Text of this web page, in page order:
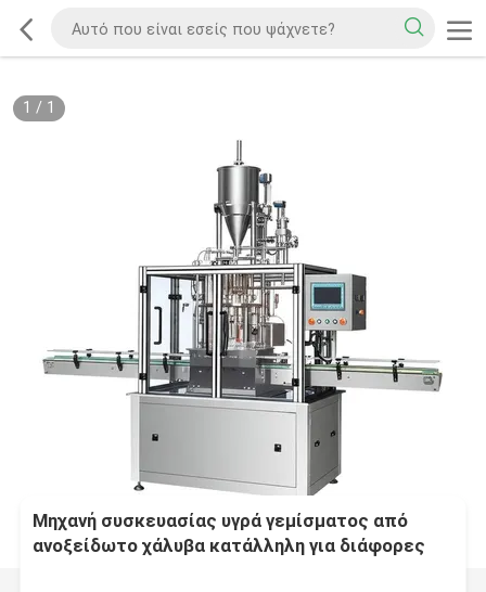
1 / 1
Μηχανή συσκευασίας υγρά γεμίσματος από
ανοξείδωτο χάλυβα κατάλληλη για διάφορες